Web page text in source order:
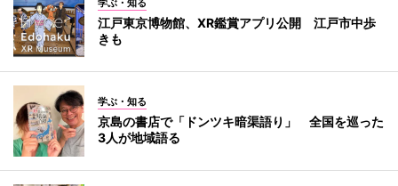
江戸東京博物館、XR鑑賞アプリ公開 江戸市中歩
きも
学ぶ・知る
京島の書店で「ドンツキ暗渠語り」 全国を巡った
3人が地域語る